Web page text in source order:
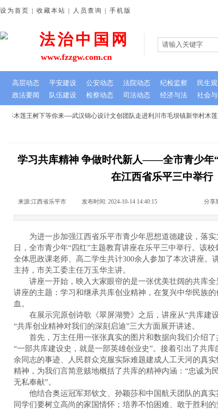
木莲王树下等你来----武汉锦心设计文创团队走进利川市毛坝镇新华村木莲
法治中国网
政法要闻 队伍建设 检察动态 司法动态 经济与法 社会
设为首页 | 收藏本站 | 人员查询 | 手机版
www.fzzgw.com.cn
高层动态 平安建设 公安动态 法院动态 纪检监察 民生
学习共库精神 争做时代新人——全市青少年
在江西省乐平三中举行
来源:江西省乐平市 发布时间: 2024-10-14 14:40:15 分享
为进一步加强江西省乐平市青少年思想道德建设，落实
日，全市青少年“四红”主题教育讲座在乐平三中举行。该
全体思政课老师、高二学生共计300余人参加了本次讲座。
主持，市关工委主任万玉华主讲。
讲座一开始，映入大家眼帘的是一张优美壮阔的共库全
讲座的主题：学习和继承共库创业精神，在复兴中华民族
血。
在展示完原创诗歌《翠屏湖赞》之后，讲座从“共库建设
“共库创业精神对我们的深刻启迪”三大方面展开讲述。
首先，万主任用一张张真实的图片和数据向我们介绍了
“一部共库建设史，就是一部英雄创业史”。接着引出了共
余同志的事迹、人民群众克服实际难题建成人工天河的真
精神，为我们言简意赅地概括了共库的精神内涵：“忠诚为
无私奉献”。
他结合奥运冠军郑钦文、孙颖莎和中国航天团队的真实
同学们要树立高尚的家国情怀；培养不怕困难、敢于胜利